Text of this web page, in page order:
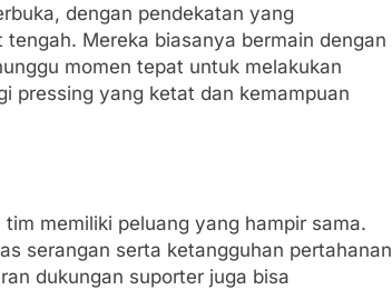
dengan pendekatan yang
Mereka biasanya bermain dengan
momen tepat untuk melakukan
pressing yang ketat dan kemampuan
memiliki peluang yang hampir sama.
serangan serta ketangguhan pertahanan
dukungan suporter juga bisa